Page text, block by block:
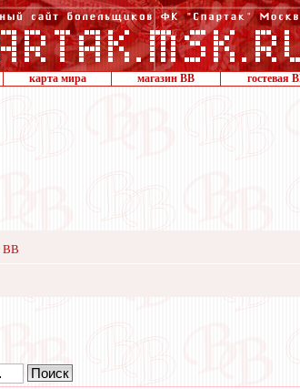
карта мира магазин ВВ гостевая
ВВ